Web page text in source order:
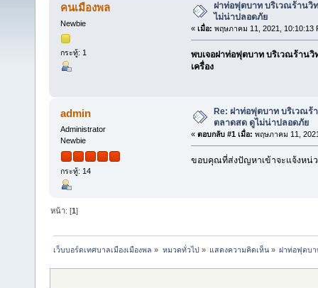
คนเมืองพล
Newbie
กระทู้: 1
ฝาท่อฟุตบาท บริเวณร้านวิ
ไม่น่าปลอดภัย
« เมื่อ: พฤษภาคม 11, 2021, 10:10:13
พบเจอฝาท่อฟุตบาท บริเวณร้าน
เครื่อง
admin
Administrator
Newbie
กระทู้: 14
Re: ฝาท่อฟุตบาท บริเวณร้
ตลาดสด ดูไม่น่าปลอดภัย
« ตอบกลับ #1 เมื่อ: พฤษภาคม 11,
ขอบคุณที่ส่งปัญหาเข้าจะแจ้งหน่ว
หน้า: [1]
เว็บบอร์ดเทศบาลเมืองเมืองพล » หมวดทั่วไป» แสดงความคิดเห็น» ฝาท่อฟุตบา